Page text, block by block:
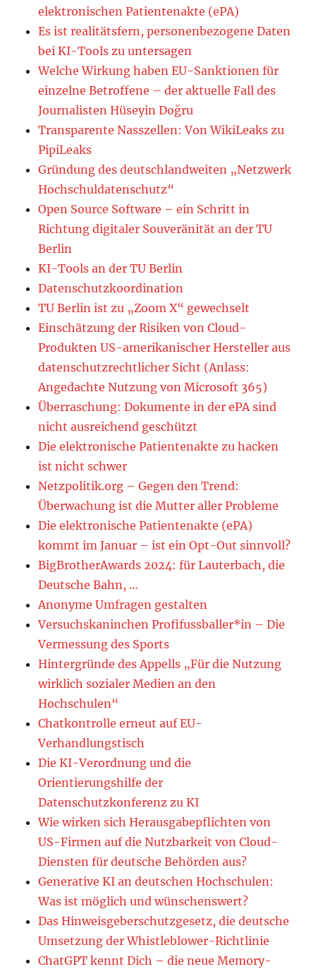
elektronischen Patientenakte (ePA)
Es ist realitätsfern, personenbezogene Daten
bei KI-Tools zu untersagen
Welche Wirkung haben EU-Sanktionen für
einzelne Betroffene – der aktuelle Fall des
Journalisten Hüseyin Doğru
Transparente Nasszellen: Von WikiLeaks zu
PipiLeaks
Gründung des deutschlandweiten „Netzwerk
Hochschuldatenschutz“
Open Source Software – ein Schritt in
Richtung digitaler Souveränität an der TU
Berlin
KI-Tools an der TU Berlin
Datenschutzkoordination
TU Berlin ist zu „Zoom X“ gewechselt
Einschätzung der Risiken von Cloud-
Produkten US-amerikanischer Hersteller aus
datenschutzrechtlicher Sicht (Anlass:
Angedachte Nutzung von Microsoft 365)
Überraschung: Dokumente in der ePA sind
nicht ausreichend geschützt
Die elektronische Patientenakte zu hacken
ist nicht schwer
Netzpolitik.org – Gegen den Trend:
Überwachung ist die Mutter aller Probleme
Die elektronische Patientenakte (ePA)
kommt im Januar – ist ein Opt-Out sinnvoll?
BigBrotherAwards 2024: für Lauterbach, die
Deutsche Bahn, …
Anonyme Umfragen gestalten
Versuchskaninchen Profifussballer*in – Die
Vermessung des Sports
Hintergründe des Appells „Für die Nutzung
wirklich sozialer Medien an den
Hochschulen“
Chatkontrolle erneut auf EU-
Verhandlungstisch
Die KI-Verordnung und die
Orientierungshilfe der
Datenschutzkonferenz zu KI
Wie wirken sich Herausgabepflichten von
US-Firmen auf die Nutzbarkeit von Cloud-
Diensten für deutsche Behörden aus?
Generative KI an deutschen Hochschulen:
Was ist möglich und wünschenswert?
Das Hinweisgeberschutzgesetz, die deutsche
Umsetzung der Whistleblower-Richtlinie
ChatGPT kennt Dich – die neue Memory-